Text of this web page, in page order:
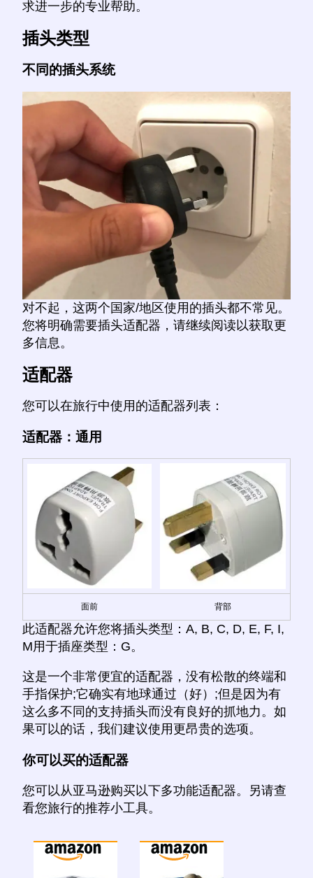
求进一步的专业帮助。
插头类型
不同的插头系统
对不起，这两个国家/地区使用的插头都不常见。
您将明确需要插头适配器，请继续阅读以获取更
多信息。
适配器
您可以在旅行中使用的适配器列表：
适配器：通用
面前 背部
此适配器允许您将插头类型：A, B, C, D, E, F, I,
M用于插座类型：G。
这是一个非常便宜的适配器，没有松散的终端和
手指保护;它确实有地球通过（好）;但是因为有
这么多不同的支持插头而没有良好的抓地力。如
果可以的话，我们建议使用更昂贵的选项。
你可以买的适配器
您可以从亚马逊购买以下多功能适配器。另请查
看您旅行的推荐小工具。